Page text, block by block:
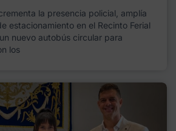
la presencia policial, amplía
estacionamiento en el Recinto Ferial
nuevo autobús circular para
los